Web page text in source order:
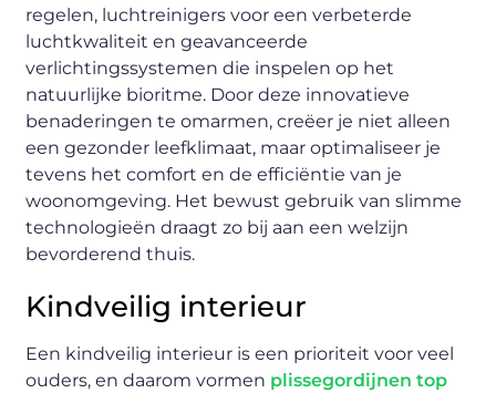
regelen, luchtreinigers voor een verbeterde
luchtkwaliteit en geavanceerde
verlichtingssystemen die inspelen op het
natuurlijke bioritme. Door deze innovatieve
benaderingen te omarmen, creëer je niet alleen
een gezonder leefklimaat, maar optimaliseer je
tevens het comfort en de efficiëntie van je
woonomgeving. Het bewust gebruik van slimme
technologieën draagt zo bij aan een welzijn
bevorderend thuis.
Kindveilig interieur
Een kindveilig interieur is een prioriteit voor veel
ouders, en daarom vormen plissegordijnen top